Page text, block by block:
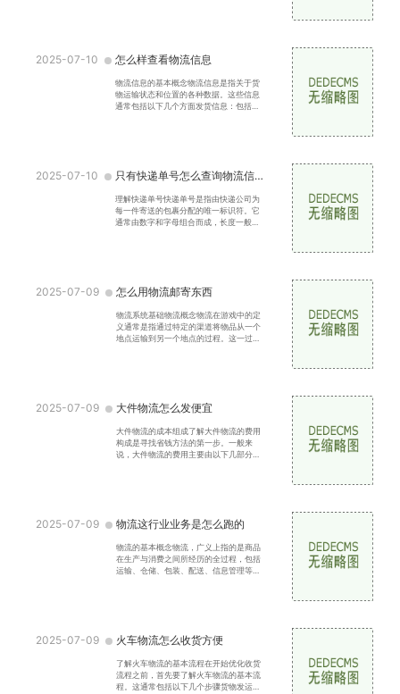
2025-07-10 怎么样查看物流信息
物流信息的基本概念物流信息是指关于货
物运输状态和位置的各种数据。这些信息
通常包括以下几个方面发货信息：包括发
2025-07-10 只有快递单号怎么查询物流信息
理解快递单号快递单号是指由快递公司为
每一件寄送的包裹分配的唯一标识符。它
通常由数字和字母组合而成，长度一般在
2025-07-09 怎么用物流邮寄东西
物流系统基础物流概念物流在游戏中的定
义通常是指通过特定的渠道将物品从一个
地点运输到另一个地点的过程。这一过程
2025-07-09 大件物流怎么发便宜
大件物流的成本组成了解大件物流的费用
构成是寻找省钱方法的第一步。一般来
说，大件物流的费用主要由以下几部分组
2025-07-09 物流这行业业务是怎么跑的
物流的基本概念物流，广义上指的是商品
在生产与消费之间所经历的全过程，包括
运输、仓储、包装、配送、信息管理等环
2025-07-09 火车物流怎么收货方便
了解火车物流的基本流程在开始优化收货
流程之前，首先要了解火车物流的基本流
程。这通常包括以下几个步骤货物发运：